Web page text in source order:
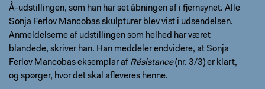
Å-udstillingen, som han har set åbningen af i fjernsynet. Alle
Sonja Ferlov Mancobas skulpturer blev vist i udsendelsen.
Anmeldelserne af udstillingen som helhed har været
blandede, skriver han. Han meddeler endvidere, at Sonja
Ferlov Mancobas eksemplar af Résistance(nr. 3/3) er klart,
og spørger, hvor det skal afleveres henne.